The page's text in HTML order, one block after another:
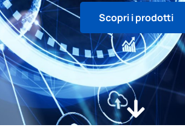
Scopri i prodotti